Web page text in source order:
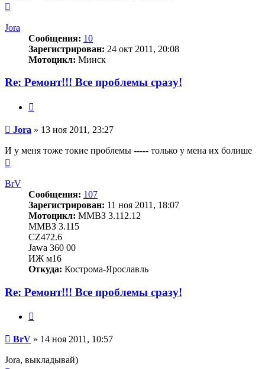
началу
Jora
Сообщения: 10
Зарегистрирован: 24 окт 2011, 20:08
Мотоцикл: Минск
Re: Ремонт!!! Все проблемы сразу!
Сообщение
Jora » 13 ноя 2011, 23:27
И у меня тоже токие проблемы ----- только у мена их болише
началу
BrV
Сообщения: 107
Зарегистрирован: 11 ноя 2011, 18:07
Мотоцикл: ММВЗ 3.112.12
ММВЗ 3.115
CZ472.6
Jawa 360 00
ИЖ м16
Откуда: Кострома-Ярославль
Re: Ремонт!!! Все проблемы сразу!
Сообщение
BrV » 14 ноя 2011, 10:57
Jora, выкладывай)